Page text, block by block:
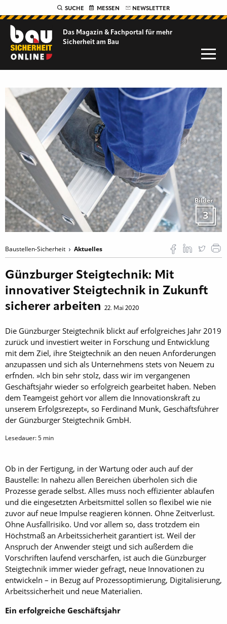
SUCHE MESSEN NEWSLETTER
Das Magazin & Fachportal für mehr
Sicherheit am Bau
Bilder
3
Baustellen-Sicherheit Aktuelles
Günzburger Steigtechnik: Mit
innovativer Steigtechnik in Zukunft
sicherer arbeiten
22. Mai 2020
Die Günzburger Steigtechnik blickt auf erfolgreiches Jahr 2019
zurück und investiert weiter in Forschung und Entwicklung
mit dem Ziel, ihre Steigtechnik an den neuen Anforderungen
anzupassen und sich als Unternehmens stets von Neuem zu
erfnden. »Ich bin sehr stolz, dass wir im vergangenen
Geschäftsjahr wieder so erfolgreich gearbeitet haben. Neben
dem Teamgeist gehört vor allem die Innovationskraft zu
unserem Erfolgsrezept«, so Ferdinand Munk, Geschäftsführer
der Günzburger Steigtechnik GmbH.
Lesedauer:5 min
Ob in der Fertigung, in der Wartung oder auch auf der
Baustelle: In nahezu allen Bereichen überholen sich die
Prozesse gerade selbst. Alles muss noch effizienter ablaufen
und die eingesetzten Arbeitsmittel sollen so flexibel wie nie
zuvor auf neue Impulse reagieren können. Ohne Zeitverlust.
Ohne Ausfallrisiko. Und vor allem so, dass trotzdem ein
Höchstmaß an Arbeitssicherheit garantiert ist. Weil der
Anspruch der Anwender steigt und sich außerdem die
Vorschriften laufend verschärfen, ist auch die Günzburger
Steigtechnik immer wieder gefragt, neue Innovationen zu
entwickeln – in Bezug auf Prozessoptimierung, Digitalisierung,
Arbeitssicherheit und neue Materialien.
Ein erfolgreiche Geschäftsjahr